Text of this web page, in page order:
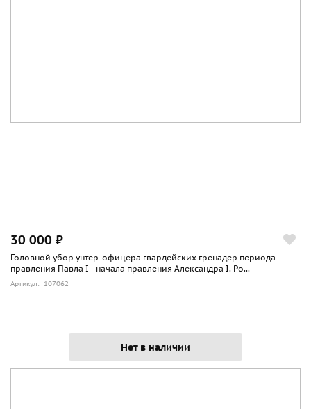
30 000 ₽
Головной убор унтер-офицера гвардейских гренадер периода
правления Павла I - начала правления Александра I. Ро...
Артикул: 107062
Нет в наличии